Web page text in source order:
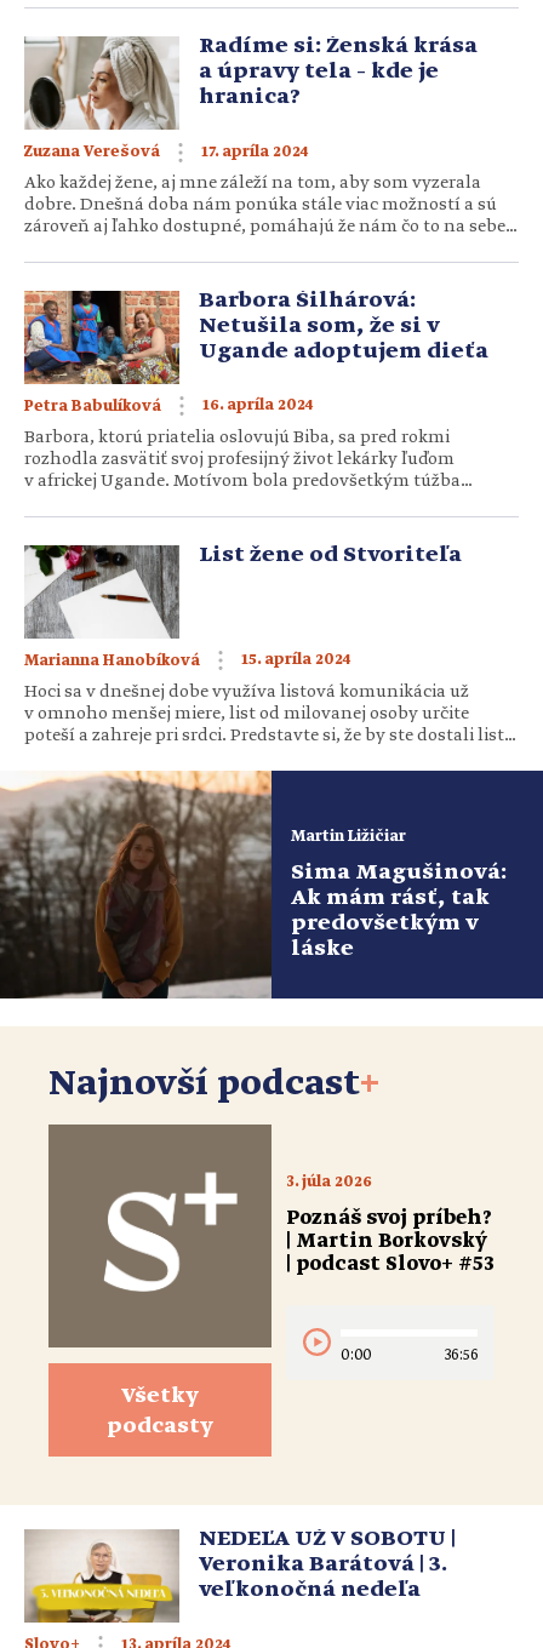
zregenerovať, kým príde jeseň. Obliekanie sa je vo svojej
podstate jednoduchá činnosť. Ale pri deťoch môže mať svoje
úskalia. Najmä ak treba […]Radíme si: Ženská krása
a úpravy tela – kde je
hranica?
Zuzana Verešová 17. apríla 2024
Ako každej žene, aj mne záleží na tom, aby som vyzerala
dobre. Dnešná doba nám ponúka stále viac možností a sú
zároveň aj ľahko dostupné, pomáhajú že nám čo to na sebe
v kresťanskom spoločenstve, no zistila som, že na to máme
veľmi odlišné názory. Pomôžete sa […]
Barbora Šilhárová:
Netušila som, že si v
Ugande adoptujem dieťa
Petra Babulíková 16. apríla 2024
Barbora, ktorú priatelia oslovujú Biba, sa pred rokmi
rozhodla zasvätiť svoj profesijný život lekárky ľuďom
v africkej Ugande. Motívom bola predovšetkým túžba
stretlo v jednom z detských pacientov i adoptívneho syna.
UVEDOMUJEM SI ZODPOVEDNOSŤ ZA TO, ČO SME ZAČALI
Začnime spomienkami. Kedy a prečo si sa rozhodla žiť v
Ugande? […]
List žene od Stvoriteľa
Marianna Hanobíková 15. apríla 2024
Hoci sa v dnešnej dobe využíva listová komunikácia už
v omnoho menšej miere, list od milovanej osoby určite
poteší a zahreje pri srdci. Predstavte si, že by ste dostali list
Milé dievča, milá žena, dcéra moja, si mojím očiam drahá!
Zastav sa. Pozri sa do zrkadla, čo tam vidíš? Vidíš […]
Martin Ližičiar
Sima Magušinová:
Ak mám rásť, tak
predovšetkým v
láske
Najnovší podcast+
Všetky
podcasty
3. júla 2026
Poznáš svoj príbeh?
| Martin Borkovský
| podcast Slovo+ #53
0:00 36:56
NEDEĽA UŽ V SOBOTU |
Veronika Barátová | 3.
veľkonočná nedeľa